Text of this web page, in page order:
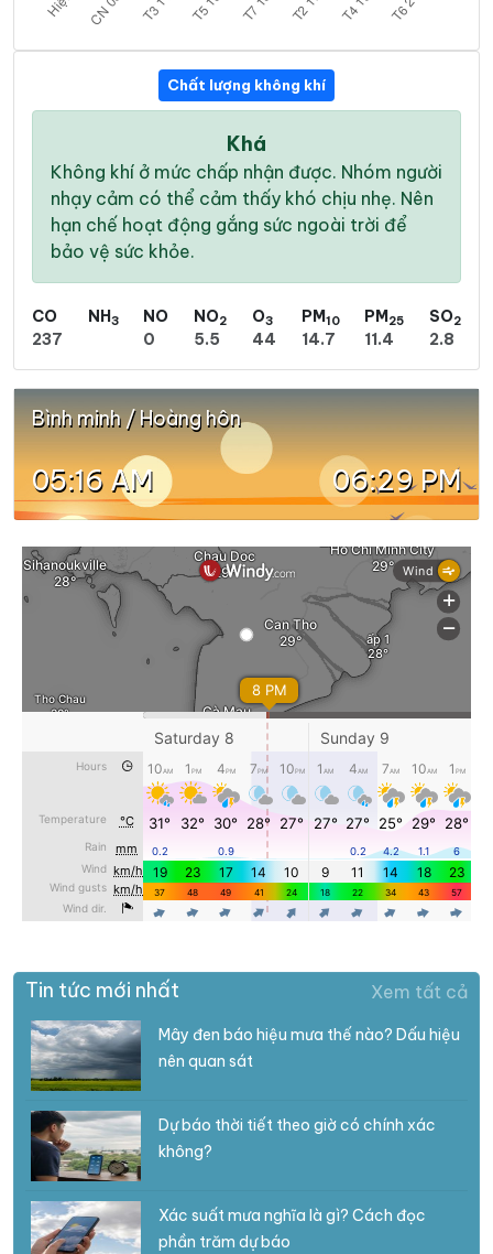
Chất lượng không khí
Khá
Không khí ở mức chấp nhận được. Nhóm người
nhạy cảm có thể cảm thấy khó chịu nhẹ. Nên
hạn chế hoạt động gắng sức ngoài trời để
bảo vệ sức khỏe.
CO
237
NH3
NO
0
NO2
5.5
O3
44
PM10
14.7
PM25
11.4
SO2
2.8
Bình minh / Hoàng hôn
05:16 AM 06:29 PM
Tin tức mới nhất Xem tất cả
Mây đen báo hiệu mưa thế nào? Dấu hiệu
nên quan sát
Dự báo thời tiết theo giờ có chính xác
không?
Xác suất mưa nghĩa là gì? Cách đọc
phần trăm dự báo